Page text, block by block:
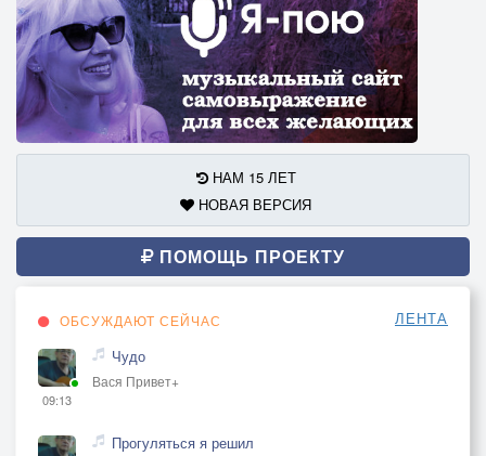
НАМ 15 ЛЕТ
НОВАЯ ВЕРСИЯ
ПОМОЩЬ ПРОЕКТУ
ОБСУЖДАЮТ СЕЙЧАС ЛЕНТА
09:13
Чудо
Вася Привет+
Прогуляться я решил